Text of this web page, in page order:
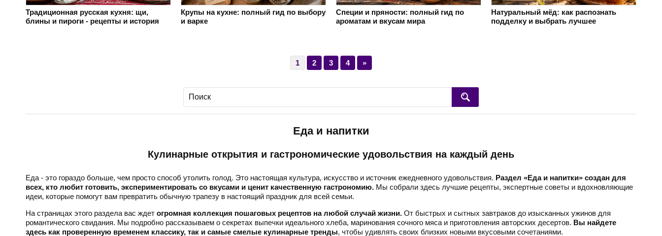
Традиционная русская кухня: щи,
блины и пироги - рецепты и история
Крупы на кухне: полный гид по выбору
и варке
Специи и пряности: полный гид по
ароматам и вкусам мира
Натуральный мёд: как распознать
подделку и выбрать лучшее
1 2 3 4 »
Еда и напитки
Кулинарные открытия и гастрономические удовольствия на каждый день
Еда - это гораздо больше, чем просто способ утолить голод. Это настоящая культура, искусство и источник ежедневного удовольствия. Раздел «Еда и напитки» создан для
всех, кто любит готовить, экспериментировать со вкусами и ценит качественную гастрономию. Мы собрали здесь лучшие рецепты, экспертные советы и вдохновляющие
идеи, которые помогут вам превратить обычную трапезу в настоящий праздник для всей семьи.
На страницах этого раздела вас ждет огромная коллекция пошаговых рецептов на любой случай жизни. От быстрых и сытных завтраков до изысканных ужинов для
романтического свидания. Мы подробно рассказываем о секретах выпечки идеального хлеба, маринования сочного мяса и приготовления авторских десертов. Вы найдете
здесь как проверенную временем классику, так и самые смелые кулинарные тренды, чтобы удивлять своих близких новыми вкусовыми сочетаниями.